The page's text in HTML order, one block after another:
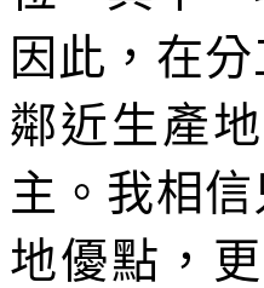
因此，在
鄰近生產
主。我相
地優點，